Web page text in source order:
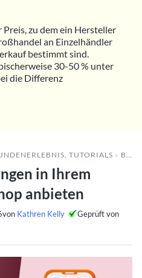
zu dem ein Hersteller
an Einzelhändler
bestimmt sind.
30-50 % unter
die Differenz
TUTORIALS » B2B-ZAHLUNGSLÖSUNGEN IN IHREM WOOCOMMERCE-SHOP ANBIETEN
in Ihrem
anbieten
von Kathren Kelly
Geprüft von